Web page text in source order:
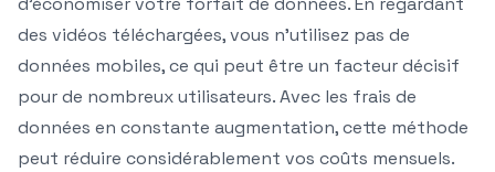
des vidéos téléchargées, vous n’utilisez pas de
données mobiles, ce qui peut être un facteur décisif
pour de nombreux utilisateurs. Avec les frais de
données en constante augmentation, cette méthode
peut réduire considérablement vos coûts mensuels.